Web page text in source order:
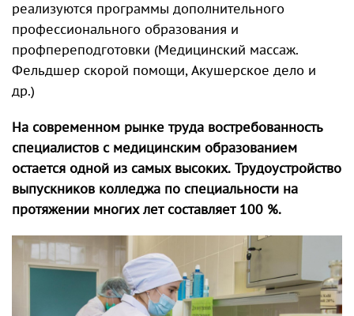
реализуются программы дополнительного
профессионального образования и
профпереподготовки (Медицинский массаж.
Фельдшер скорой помощи, Акушерское дело и
др.)
На современном рынке труда востребованность
специалистов с медицинским образованием
остается одной из самых высоких. Трудоустройство
выпускников колледжа по специальности на
протяжении многих лет составляет 100 %.